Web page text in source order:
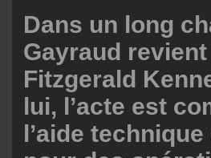
Dans un long
Gayraud
Fitzgerald
lui, l’acte est
l’aide